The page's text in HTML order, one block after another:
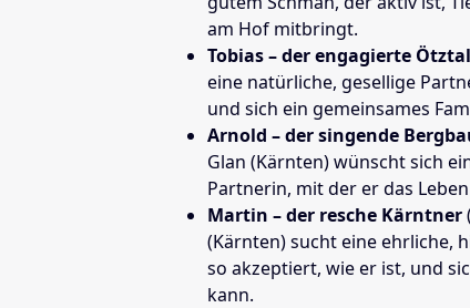
am Hof mitbringt.
Tobias – der engagierte
eine natürliche, gesellige
und sich ein gemeinsames
Arnold – der singende
Glan (Kärnten) wünscht sich
Partnerin, mit der er das
Martin – der resche Kärntner
(Kärnten) sucht eine ehrliche,
so akzeptiert, wie er ist, und
kann.